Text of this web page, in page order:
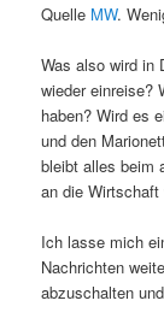
Quelle MW.
Was also wird in
wieder einreise?
haben? Wird es
und den
bleibt alles beim
an die
Ich lasse mich
Nachrichten
abzuschalten